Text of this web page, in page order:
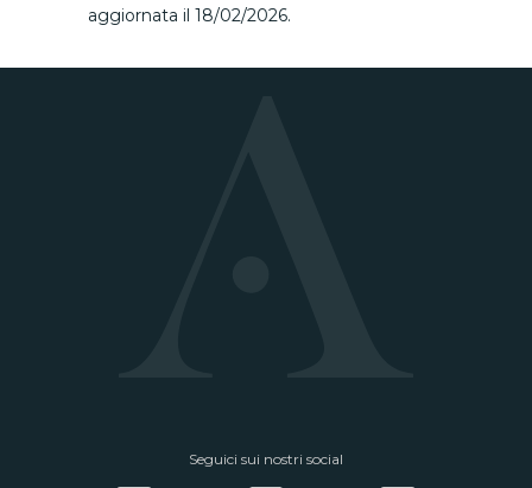
aggiornata il 18/02/2026.
Seguici sui nostri social